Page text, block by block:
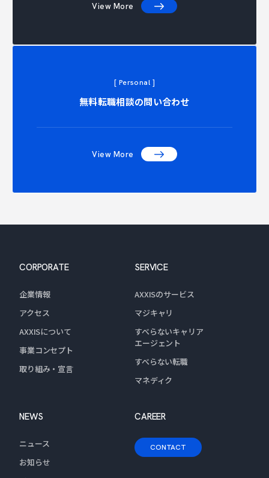
View More
[ Personal ]
無料転職相談の問い合わせ
View More
CORPORATE
企業情報
アクセス
AXXISについて
事業コンセプト
取り組み・宣言
SERVICE
AXXISのサービス
マジキャリ
すべらないキャリア
エージェント
すべらない転職
マネディク
NEWS
ニュース
お知らせ
CAREER
CONTACT